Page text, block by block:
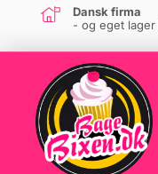
Dansk firma
- og eget lager